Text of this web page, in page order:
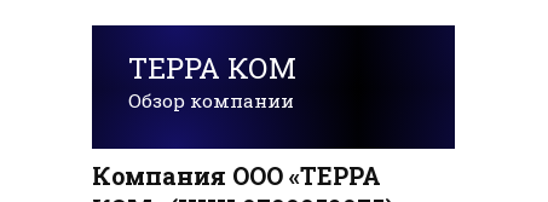
ТЕРРА КОМ
Обзор компании
Компания ООО «ТЕРРА